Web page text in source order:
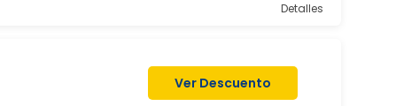
Detalles
Ver Descuento